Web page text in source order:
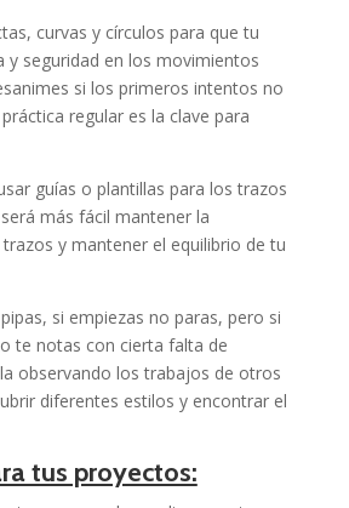
curvas y círculos para que tu
y seguridad en los movimientos
si los primeros intentos no
regular es la clave para
guías o plantillas para los trazos
más fácil mantener la
y mantener el equilibrio de tu
si empiezas no paras, pero si
te notas con cierta falta de
observando los trabajos de otros
diferentes estilos y encontrar el
tus proyectos: